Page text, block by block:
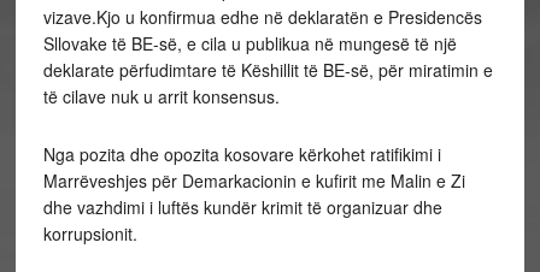
vizave.Kjo u konfirmua edhe në deklaratën e Presidencës
Sllovake të BE-së, e cila u publikua në mungesë të një
deklarate përfudimtare të Këshillit të BE-së, për miratimin e
të cilave nuk u arrit konsensus.
Nga pozita dhe opozita kosovare kërkohet ratifikimi i
Marrëveshjes për Demarkacionin e kufirit me Malin e Zi
dhe vazhdimi i luftës kundër krimit të organizuar dhe
korrupsionit.